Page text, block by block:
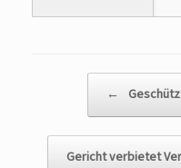
←
Gericht verbietet